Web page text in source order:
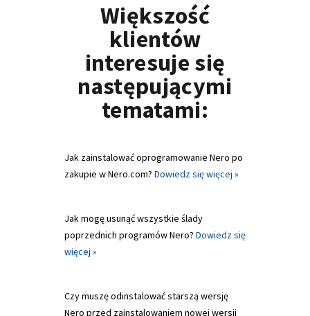
Większość
klientów
interesuje się
następującymi
tematami:
Jak zainstalować oprogramowanie Nero po
zakupie w Nero.com? Dowiedz się więcej »
Jak mogę usunąć wszystkie ślady
poprzednich programów Nero? Dowiedz się
więcej »
Czy muszę odinstalować starszą wersję
Nero przed zainstalowaniem nowej wersji